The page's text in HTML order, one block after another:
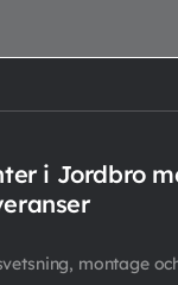
i Jordbro
montage